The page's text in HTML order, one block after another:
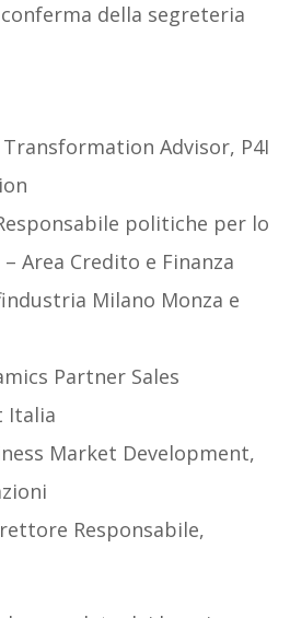
della segreteria
Advisor, P4I
politiche per lo
Area Credito e Finanza
Milano Monza e
Partner Sales
Italia
Market Development,
Responsabile,